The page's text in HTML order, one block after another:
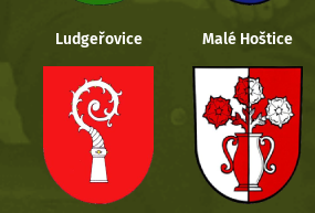
Ludgeřovice Malé Hoštice